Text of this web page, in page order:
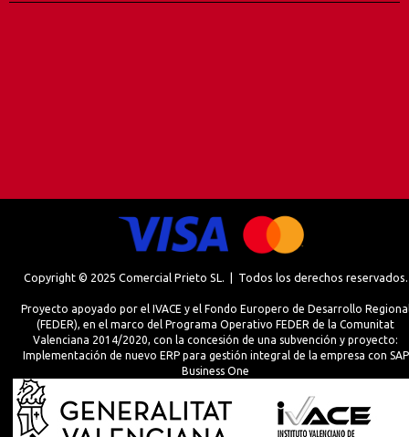
Copyright © 2025 Comercial Prieto SL. | Todos los derechos reservados.
Proyecto apoyado por el IVACE y el Fondo Europero de Desarrollo
(FEDER), en el marco del Programa Operativo FEDER de la Comunitat
Valenciana 2014/2020, con la concesión de una subvención y proyecto:
Implementación de nuevo ERP para gestión integral de la empresa con SAP
Business One